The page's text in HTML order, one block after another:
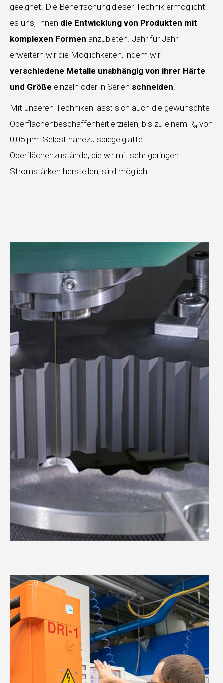
geeignet. Die Beherrschung dieser Technik ermöglicht
es uns, Ihnen die Entwicklung von Produkten mit
komplexen Formen anzubieten. Jahr für Jahr
erweitern wir die Möglichkeiten, indem wir
verschiedene Metalle unabhängig von ihrer Härte
und Größe einzeln oder in Serien schneiden
Mit unseren Techniken lässt sich auch die gewünschte
Oberflächenbeschaffenheit erzielen, bis zu einem Ra von
0,05 µm. Selbst nahezu spiegelglatte
Oberflächenzustände, die wir mit sehr geringen
Stromstärken herstellen, sind möglich.